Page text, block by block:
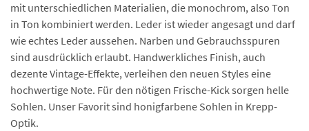
mit unterschiedlichen Materialien, die monochrom, also Ton
in Ton kombiniert werden. Leder ist wieder angesagt und darf
wie echtes Leder aussehen. Narben und Gebrauchsspuren
sind ausdrücklich erlaubt. Handwerkliches Finish, auch
dezente Vintage-Effekte, verleihen den neuen Styles eine
hochwertige Note. Für den nötigen Frische-Kick sorgen helle
Sohlen. Unser Favorit sind honigfarbene Sohlen in Krepp-
Optik.